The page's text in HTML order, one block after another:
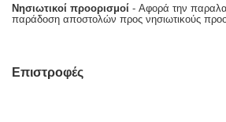
Νησιωτικοί προορισμοί - Αφορά την
παράδοση αποστολών προς νησιωτικούς
Επιστροφές